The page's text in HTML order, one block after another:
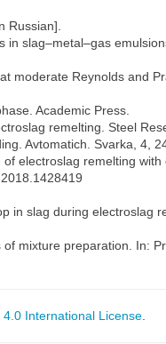
Russian].
slag–metal–gas
Reynolds and
Academic Press.
remelting. Steel
Avtomatich. Svarka, 4,
electroslag remelting
in slag during electroslag
mixture preparation. In:
International License